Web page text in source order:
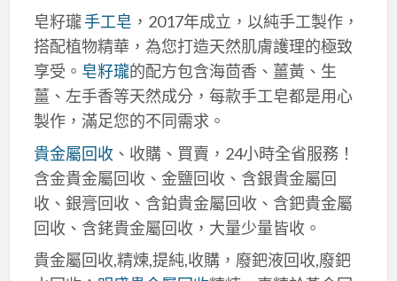
皂籽瓏手工皂 ，2017年成立，以純手工製作，
搭配植物精華，為您打造天然肌膚護理的極致
享受。 皂籽瓏的配方包含海茴香、薑黃、生
薑、左手香等天然成分，每款手工皂都是用心
製作，滿足您的不同需求。
貴金屬回收、收購、買賣，24小時全省服務！
含金貴金屬回收、金鹽回收、含銀貴金屬回
收、銀膏回收、含鉑貴金屬回收、含鈀貴金屬
回收、含銠貴金屬回收，大量少量皆收。
貴金屬回收,精煉,提純,收購，廢鈀液回收,廢鈀